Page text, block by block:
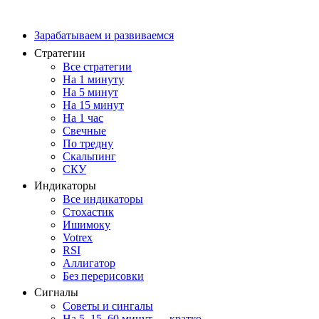
Зарабатываем и развиваемся
Стратегии
Все стратегии
На 1 минуту
На 5 минут
На 15 минут
На 1 час
Свечные
По тредну
Скальпинг
СКУ
Индикаторы
Все индикаторы
Стохастик
Ишимоку
Votrex
RSI
Аллигатор
Без перерисовки
Сигналы
Советы и сингалы